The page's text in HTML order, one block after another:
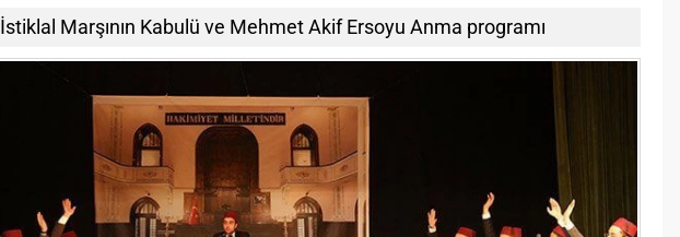
İstiklal Marşının Kabulü ve Mehmet Akif Ersoyu Anma programı